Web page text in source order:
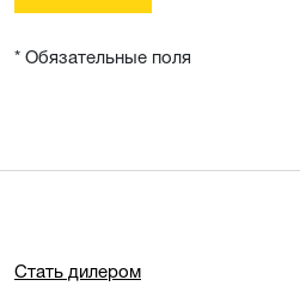
* Обязательные поля
Стать дилером